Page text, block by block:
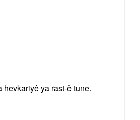
hevkariyê ya rast-ê tune.